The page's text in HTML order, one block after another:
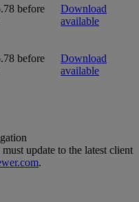
before
Download
available
before
Download
available
update to the latest client
.